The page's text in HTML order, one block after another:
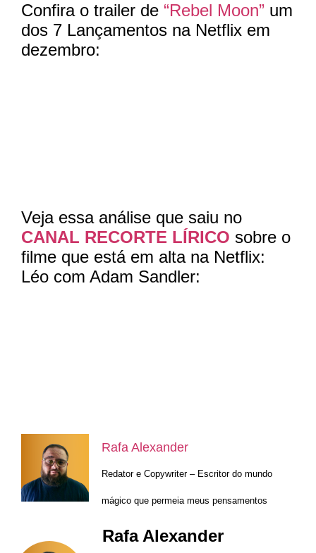
Confira o trailer de “Rebel Moon” um
dos 7 Lançamentos na Netflix em
dezembro:
Veja essa análise que saiu no
CANAL RECORTE LÍRICO sobre o
filme que está em alta na Netflix:
Léo com Adam Sandler:
Rafa Alexander
Redator e Copywriter – Escritor do mundo
mágico que permeia meus pensamentos
Rafa Alexander